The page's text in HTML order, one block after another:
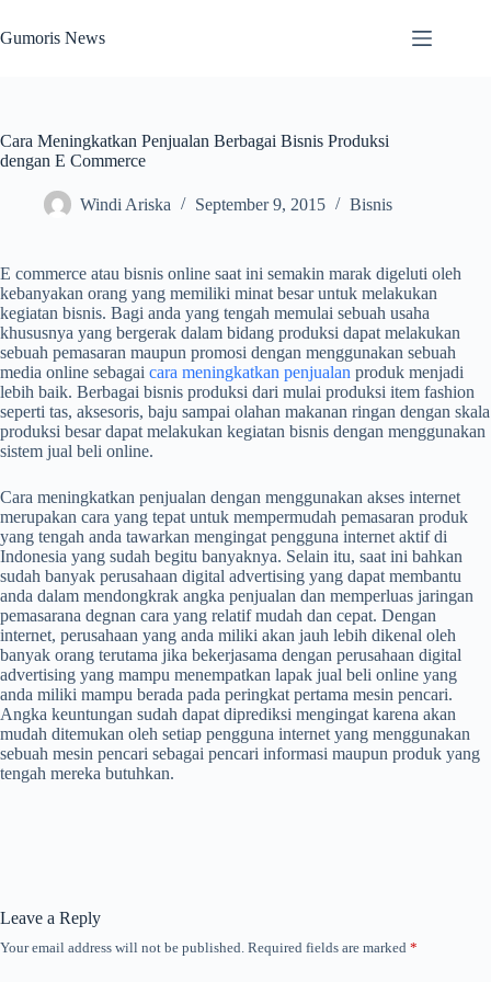
to
content
Gumoris News
Cara Meningkatkan Penjualan Berbagai Bisnis Produksi
dengan E Commerce
Windi Ariska September 9, 2015 Bisnis
E commerce atau bisnis online saat ini semakin marak digeluti oleh
kebanyakan orang yang memiliki minat besar untuk melakukan
kegiatan bisnis. Bagi anda yang tengah memulai sebuah usaha
khususnya yang bergerak dalam bidang produksi dapat melakukan
sebuah pemasaran maupun promosi dengan menggunakan sebuah
media online sebagai cara meningkatkan penjualan produk menjadi
lebih baik. Berbagai bisnis produksi dari mulai produksi item fashion
seperti tas, aksesoris, baju sampai olahan makanan ringan dengan skala
produksi besar dapat melakukan kegiatan bisnis dengan menggunakan
sistem jual beli online.
Cara meningkatkan penjualan dengan menggunakan akses internet
merupakan cara yang tepat untuk mempermudah pemasaran produk
yang tengah anda tawarkan mengingat pengguna internet aktif di
Indonesia yang sudah begitu banyaknya. Selain itu, saat ini bahkan
sudah banyak perusahaan digital advertising yang dapat membantu
anda dalam mendongkrak angka penjualan dan memperluas jaringan
pemasarana degnan cara yang relatif mudah dan cepat. Dengan
internet, perusahaan yang anda miliki akan jauh lebih dikenal oleh
banyak orang terutama jika bekerjasama dengan perusahaan digital
advertising yang mampu menempatkan lapak jual beli online yang
anda miliki mampu berada pada peringkat pertama mesin pencari.
Angka keuntungan sudah dapat diprediksi mengingat karena akan
mudah ditemukan oleh setiap pengguna internet yang menggunakan
sebuah mesin pencari sebagai pencari informasi maupun produk yang
tengah mereka butuhkan.
Leave a Reply
Your email address will not be published. Required fields are marked *